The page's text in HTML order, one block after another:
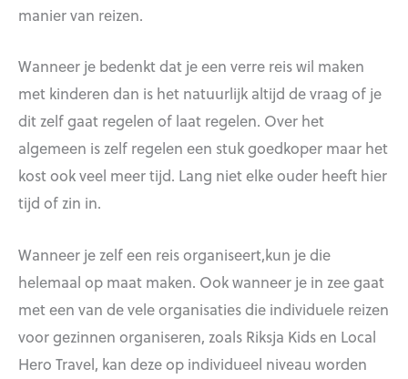
manier van reizen.
Wanneer je bedenkt dat je een verre reis wil maken
met kinderen dan is het natuurlijk altijd de vraag of je
dit zelf gaat regelen of laat regelen. Over het
algemeen is zelf regelen een stuk goedkoper maar het
kost ook veel meer tijd. Lang niet elke ouder heeft hier
tijd of zin in.
Wanneer je zelf een reis organiseert,kun je die
helemaal op maat maken. Ook wanneer je in zee gaat
met een van de vele organisaties die individuele reizen
voor gezinnen organiseren, zoals Riksja Kids en Local
Hero Travel, kan deze op individueel niveau worden